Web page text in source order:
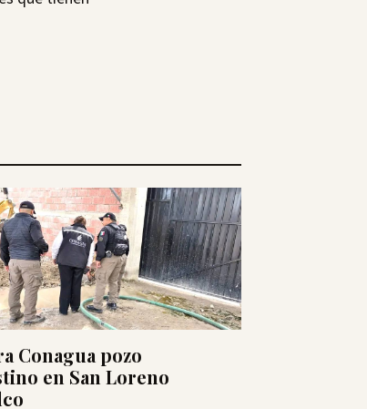
Conagua pozo
en San Loreno